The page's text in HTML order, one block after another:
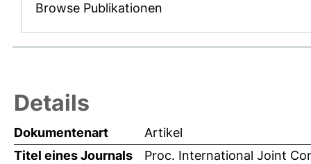
Browse Publikationen
Details
Dokumentenart
Artikel
Titel eines Journals
Proc. International Joint